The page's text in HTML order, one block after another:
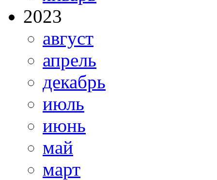
2023
август
апрель
декабрь
июль
июнь
май
март